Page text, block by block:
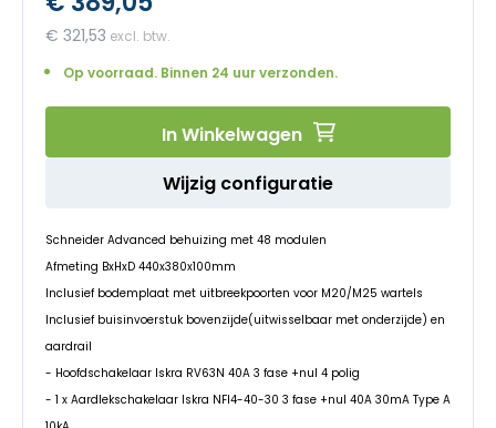
€ 321,53
Op voorraad. Binnen 24 uur verzonden.
Wijzig configuratie
In Winkelwagen
Schneider Advanced behuizing met 48 modulen
Afmeting BxHxD 440x380x100mm
Inclusief bodemplaat met uitbreekpoorten voor M20/M25 wartels
Inclusief buisinvoerstuk bovenzijde(uitwisselbaar met onderzijde) en
aardrail
- Hoofdschakelaar Iskra RV63N 40A 3 fase +nul 4 polig
- 1 x Aardlekschakelaar Iskra NFI4-40-30 3 fase +nul 40A 30mA Type A
afbeeldingen-